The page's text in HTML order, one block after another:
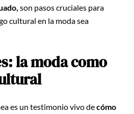
son pasos cruciales para
cultural en la moda sea
la moda como
es un testimonio vivo decómo